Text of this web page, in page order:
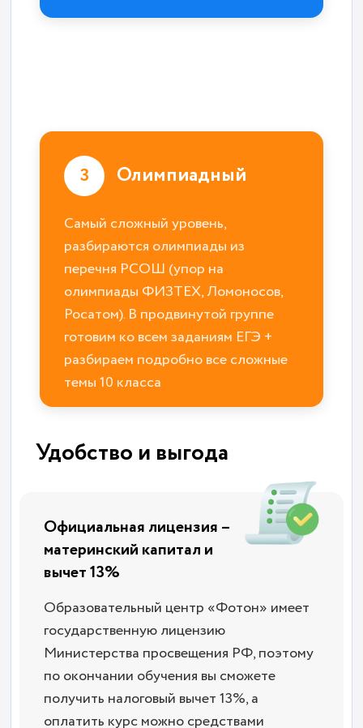
3 Олимпиадный
Самый сложный уровень,
разбираются олимпиады из
перечня РСОШ (упор на
олимпиады ФИЗТЕХ, Ломоносов,
Росатом). В продвинутой группе
готовим ко всем заданиям ЕГЭ +
разбираем подробно все сложные
темы 10 класса
Удобство и выгода
Официальная лицензия –
материнский капитал и
вычет 13%
Образовательный центр «Фотон» имеет
государственную лицензию
Министерства просвещения РФ, поэтому
по окончании обучения вы сможете
получить налоговый вычет 13%, а
оплатить курс можно средствами